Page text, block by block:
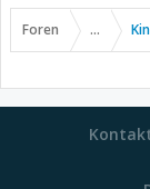
Foren ...